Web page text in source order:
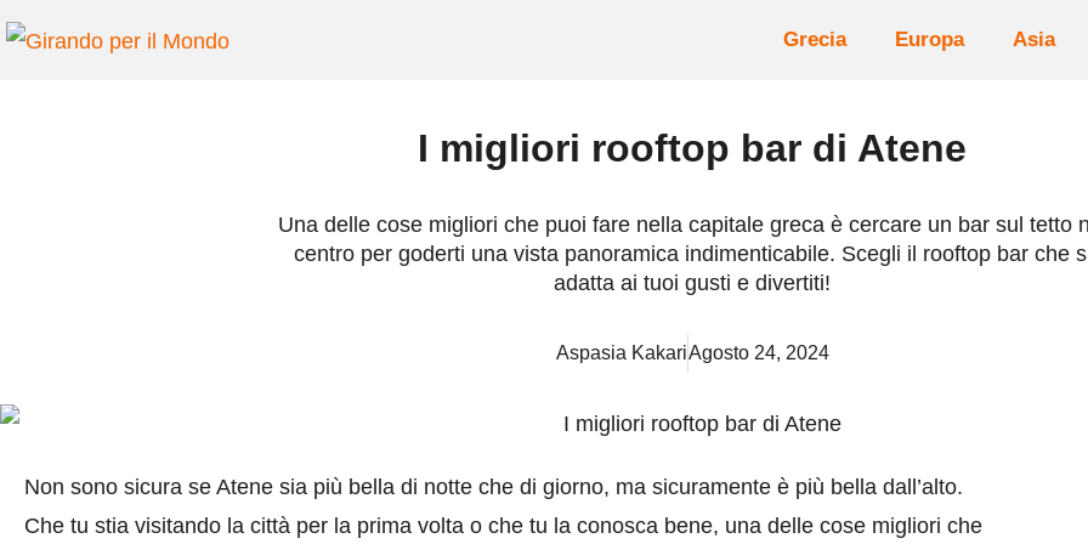
Grecia Europa Asia
I migliori rooftop bar di Atene
Una delle cose migliori che puoi fare nella capitale greca è cercare un bar sul tetto
centro per goderti una vista panoramica indimenticabile. Scegli il rooftop bar che
adatta ai tuoi gusti e divertiti!
Aspasia KakariAgosto 24, 2024
Non sono sicura se Atene sia più bella di notte che di giorno, ma sicuramente è più bella dall’alto.
Che tu stia visitando la città per la prima volta o che tu la conosca bene, una delle cose migliori che